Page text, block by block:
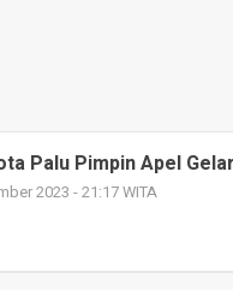
Palu Pimpin Apel
2023 - 21:17 WITA